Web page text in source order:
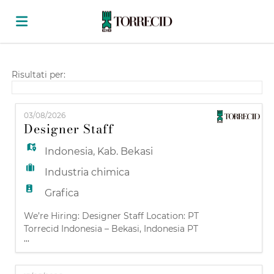
Offerte
di
lavoro
Carica
il
CV
Login
Lingua
Risultati per:
03/08/2026
Designer Staff
Indonesia, Kab. Bekasi
Industria chimica
Grafica
We’re Hiring: Designer Staff Location: PT
Torrecid Indonesia – Bekasi, Indonesia PT
Torrecid Indonesia – Tandes-Surabaya,
Indonesia Part of the Global Torrecid Group
Torrecid is a leader in the ceramic and
...